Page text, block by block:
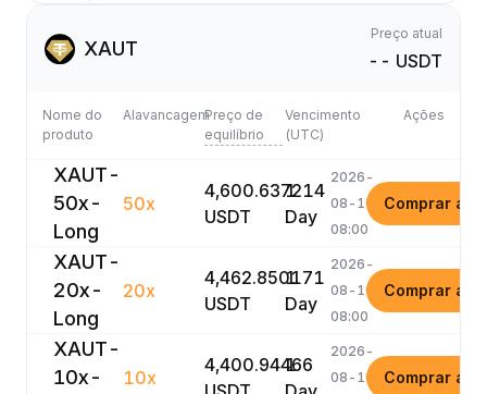
XAUT
Preço atual
-- USDT
Nome do
produto
AlavancagemPreço de
equilíbrio
Vencimento
(UTC)
Ações
XAUT-
50x-
Long
50x
4,600.637214
USDT
1
Day
2026-
08-10
08:00
Comprar
XAUT-
20x-
Long
20x
4,462.850171
USDT
1
Day
2026-
08-10
08:00
Comprar
XAUT-
10x-
10x
4,400.94466
1
2026-
08-10
Comprar